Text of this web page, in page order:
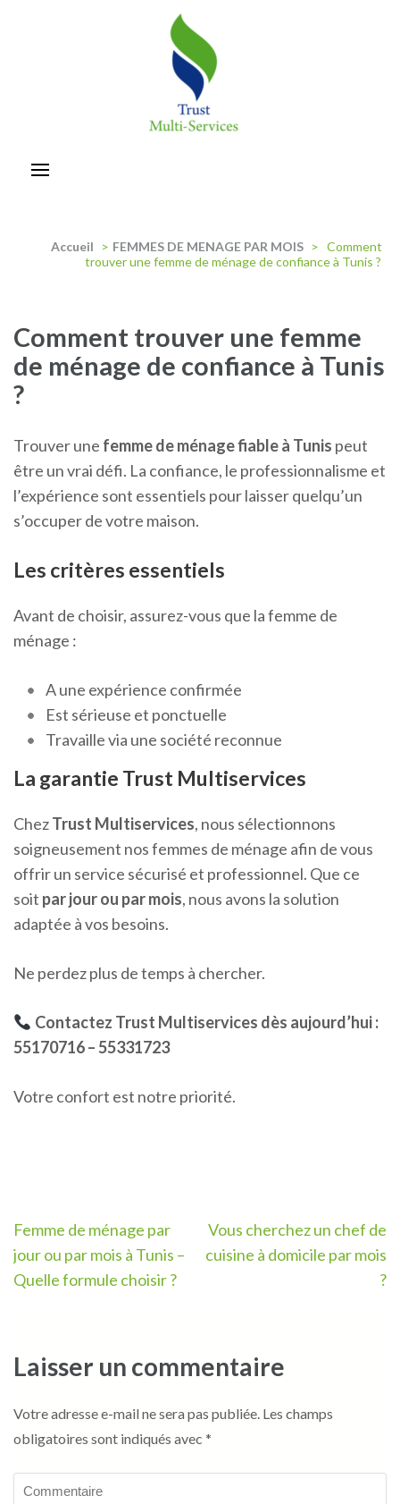
Accueil > FEMMES DE MENAGE PAR MOIS > Comment
trouver une femme de ménage de confiance à Tunis ?
Comment trouver une femme
de ménage de confiance à Tunis
?
Trouver une femme de ménage fiable à Tunis peut
être un vrai défi. La confiance, le professionnalisme et
l’expérience sont essentiels pour laisser quelqu’un
s’occuper de votre maison.
Les critères essentiels
Avant de choisir, assurez-vous que la femme de
ménage :
A une expérience confirmée
Est sérieuse et ponctuelle
Travaille via une société reconnue
La garantie Trust Multiservices
ChezTrust Multiservices, nous sélectionnons
soigneusement nos femmes de ménage afin de vous
offrir un service sécurisé et professionnel. Que ce
soit par jour ou par mois, nous avons la solution
adaptée à vos besoins.
Ne perdez plus de temps à chercher.
Contactez Trust Multiservices dès aujourd’hui :
55170716 – 55331723
Votre confort est notre priorité.
Navigation
de
l’article
Femme de ménage par
jour ou par mois à Tunis –
Quelle formule choisir ?
Vous cherchez un chef de
cuisine à domicile par mois
?
Laisser un commentaire
Votre adresse e-mail ne sera pas publiée. Les champs
obligatoires sont indiqués avec *
Commentaire